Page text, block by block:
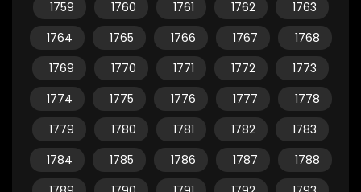
1759
1760 1761 1762
1763
1764
1765 1766 1767
1768
1769
1770 1771 1772
1773
1774
1775 1776 1777
1778
1779
1780 1781 1782
1783
1784
1785 1786 1787
1788